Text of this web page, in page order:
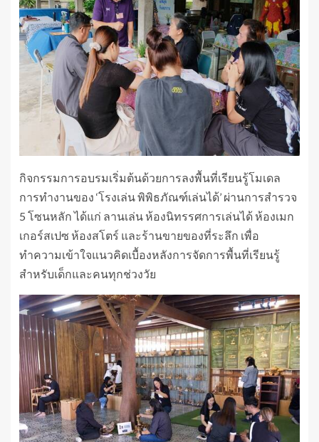
กิจกรรมการอบรมเริ่มต้นด้วยการลงพื้นที่เรียนรู้โมเดล
การทำงานของ ‘โรงเล่น พิพิธภัณฑ์เล่นได้’ ผ่านการสำรวจ
5 โซนหลัก ได้แก่ ลานเล่น ห้องนิทรรศการเล่นได้ ห้องเมก
เกอร์สเปซ ห้องสโตร์ และร้านขายของที่ระลึก เพื่อ
ทำความเข้าใจแนวคิดเบื้องหลังการจัดการพื้นที่เรียนรู้
สำหรับเด็กและคนทุกช่วงวัย